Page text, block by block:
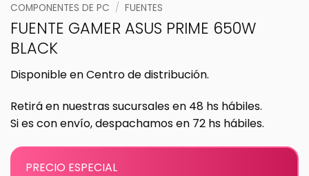
COMPONENTES DE PC / FUENTES
FUENTE GAMER ASUS PRIME 650W
BLACK
Disponible en Centro de distribución.
Retirá en nuestras sucursales en 48 hs hábiles.
Si es con envío, despachamos en 72 hs hábiles.
PRECIO ESPECIAL